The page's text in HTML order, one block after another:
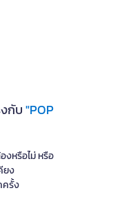
งกับ"POP
หรือไม่ หรือ
ยง
ครั้ง